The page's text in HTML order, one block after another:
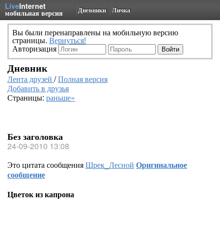
LiveInternet
мобильная версия Дневники Личка
Вы были перенаправлены на мобильную версию
страницы. Вернуться!
Авторизация
Дневник
Лента друзей /Полная версия
Добавить в друзья
Страницы: раньше»
Без заголовка
24-09-2010 13:08
Это цитата сообщенияШрек_Лесной Оригинальное
сообщение
Цветок из капрона